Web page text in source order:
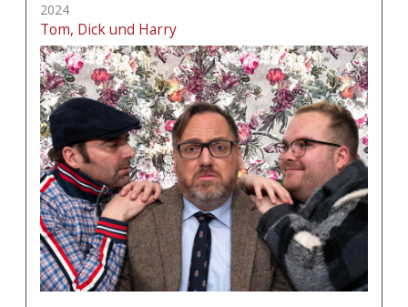
2024
Tom, Dick und Harry